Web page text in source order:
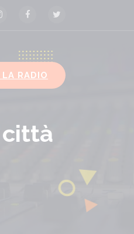
RADIO
città